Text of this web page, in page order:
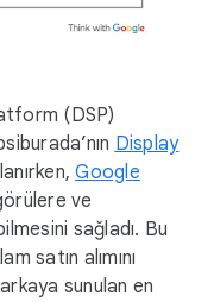
(DSP)
Display
Google
ve
sağladı. Bu
satın alımını
sunulan en